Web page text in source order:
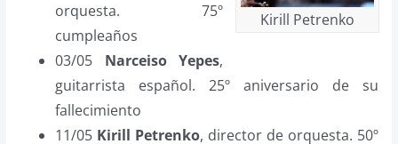
Kirill Petrenko
orquesta. 75º
cumpleaños
03/05 Narceiso Yepes,
guitarrista español. 25º aniversario de su
fallecimiento
11/05 Kirill Petrenko, director de orquesta. 50º